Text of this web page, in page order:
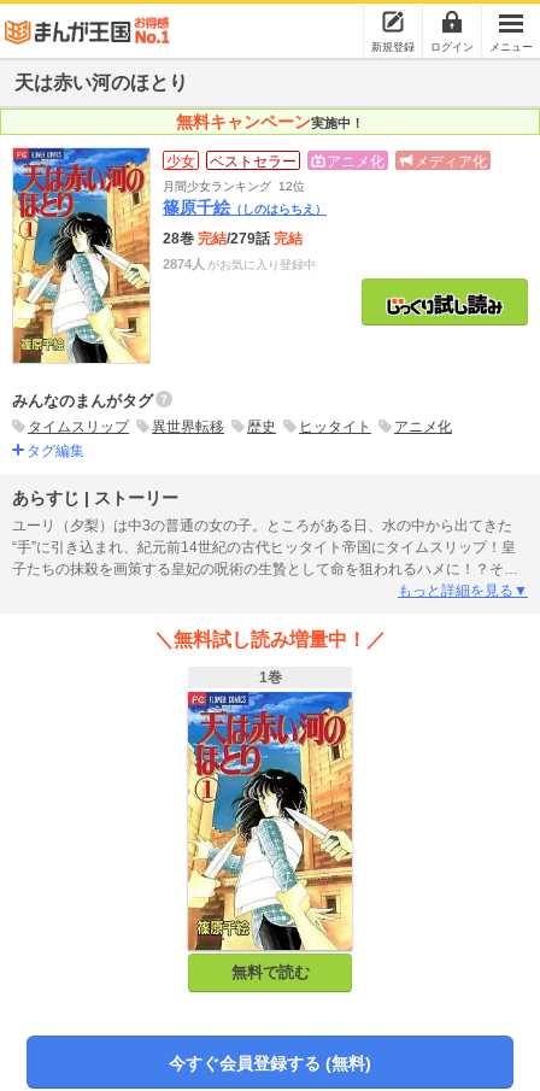
新規登録 ログイン メニュー
天は赤い河のほとり
無料キャンペーン実施中！
少女 ベストセラー アニメ化 メディア化
月間少女ランキング 12位
篠原千絵 （しのはらちえ）
28巻 完結/279話完結
2874人 がお気に入り登録中
みんなのまんがタグ
タイムスリップ 異世界転移 歴史 ヒッタイト
アニメ化
タグ編集
あらすじ | ストーリー
ユーリ（夕梨）は中3の普通の女の子。ところがある日、水の中から出てきた
“手”に引き込まれ、紀元前14世紀の古代ヒッタイト帝国にタイムスリップ！皇
子たちの抹殺を画策する皇妃の呪術の生贄として命を狙われるハメに！？そん
なユーリを救ったのは、次期皇帝の最有力候補である第3皇子のカイルだった。
神（イシュタル）として、様々な局面で活躍し、その名を歴史に刻んでゆ
もっと詳細を見る▼
＼無料試し読み増量中！／
1巻
無料で読む
今すぐ会員登録する (無料)